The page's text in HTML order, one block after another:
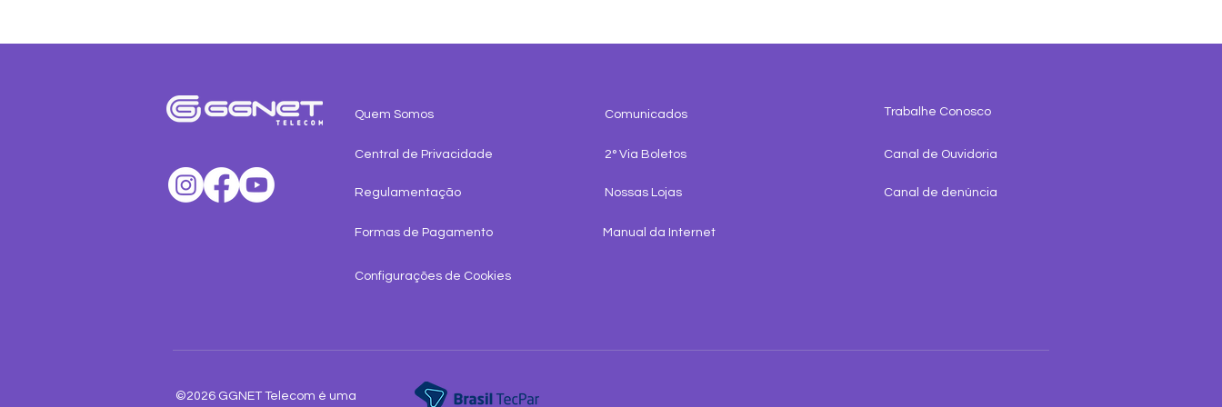
Quem Somos
Central de Privacidade
Regulamentação
Formas de Pagamento
Configurações de Cookies
Comunicados
2° Via Boletos
Nossas Lojas
Manual da Internet
Trabalhe Conosco
Canal de Ouvidoria
Canal de denúncia
©2026 GGNET Telecom é uma